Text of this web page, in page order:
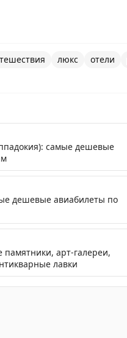
люкс отели
самые дешевые
дешевые авиабилеты по
памятники, арт-галереи,
лавки